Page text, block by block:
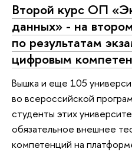
Второй курс ОП
данных» - на
по результатам
цифровым
Вышка и еще 105
во всероссийской
студенты этих
обязательное внешнее
компетенций на